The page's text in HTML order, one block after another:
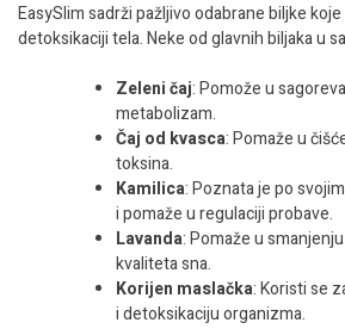
EasySlim sadrži pažljivo odabrane biljke
detoksikaciji tela. Neke od glavnih biljaka u
Zeleni čaj: Pomože u
metabolizam.
Čaj od kvasca: Pomaže u
toksina.
Kamilica: Poznata je po
i pomaže u regulaciji probave.
Lavanda: Pomaže u
kvaliteta sna.
Korijen maslačka: Koristi se
i detoksikaciju organizma.